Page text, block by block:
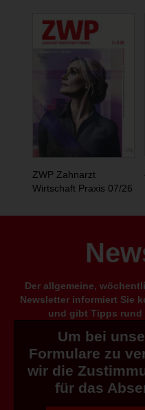
ZWP Zahnarzt
Wirtschaft Praxis 07/26
Der allgemeine,
Newsletter informiert Sie
und gibt Tipps rund
Um bei
Formulare zu
wir die
für das